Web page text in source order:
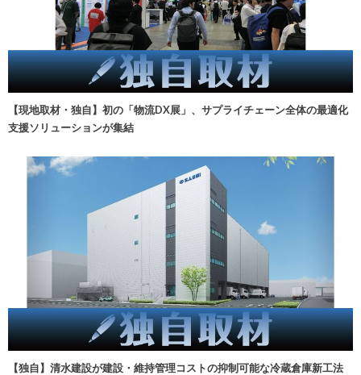
【現地取材・独自】初の「物流DX展」、サプライチェーン全体の最適化
支援ソリューションが集結
【独自】清水建設が建設・維持管理コストの抑制可能な冷蔵倉庫新工法